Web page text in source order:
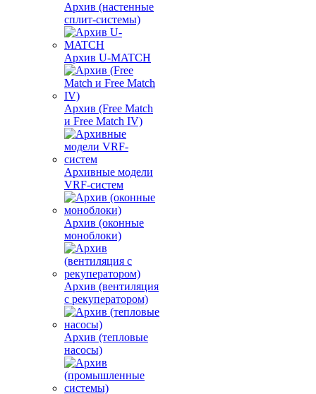
Архив (настенные
сплит-системы)
Архив U-MATCH
Архив (Free Match
и Free Match IV)
Архивные модели
VRF-систем
Архив (оконные
моноблоки)
Архив (вентиляция
с рекуператором)
Архив (тепловые
насосы)